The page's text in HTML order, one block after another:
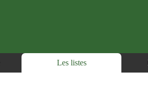
Les listes